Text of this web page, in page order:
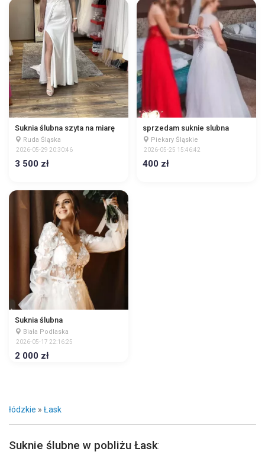
Suknia ślubna szyta na miarę
Ruda Śląska
2026-05-29 20:30:46
3 500 zł
sprzedam suknie slubna
Piekary Śląskie
2026-05-25 15:46:42
400 zł
Suknia ślubna
Biała Podlaska
2026-05-17 22:16:25
2 000 zł
łódzkie » Łask
Suknie ślubne w pobliżu Łask: